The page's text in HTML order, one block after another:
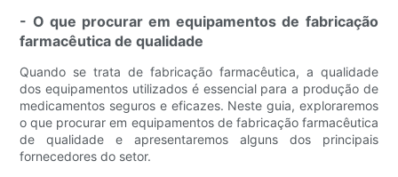
- O que procurar em equipamentos de fabricação
farmacêutica de qualidade
Quando se trata de fabricação farmacêutica, a qualidade
dos equipamentos utilizados é essencial para a produção de
medicamentos seguros e eficazes. Neste guia, exploraremos
o que procurar em equipamentos de fabricação farmacêutica
de qualidade e apresentaremos alguns dos principais
fornecedores do setor.